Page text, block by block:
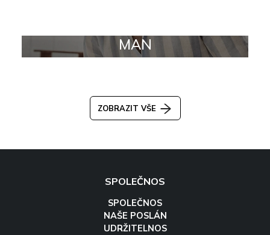
MAN
ZOBRAZIT VŠE
SPOLEČNOS
SPOLEČNOS
NAŠE POSLÁN
UDRŽITELNOS